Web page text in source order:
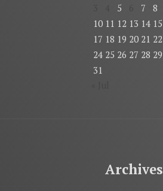
5 7 8
10 11 12 13 14 15
17 18 19 20 21 22
24 25 26 27 28 29
31
Archives